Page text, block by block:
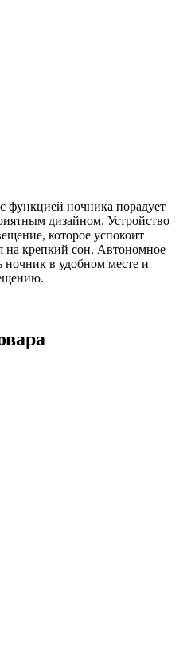
с функцией ночника порадует
дизайном. Устройство
которое успокоит
на крепкий сон. Автономное
ночник в удобном месте и